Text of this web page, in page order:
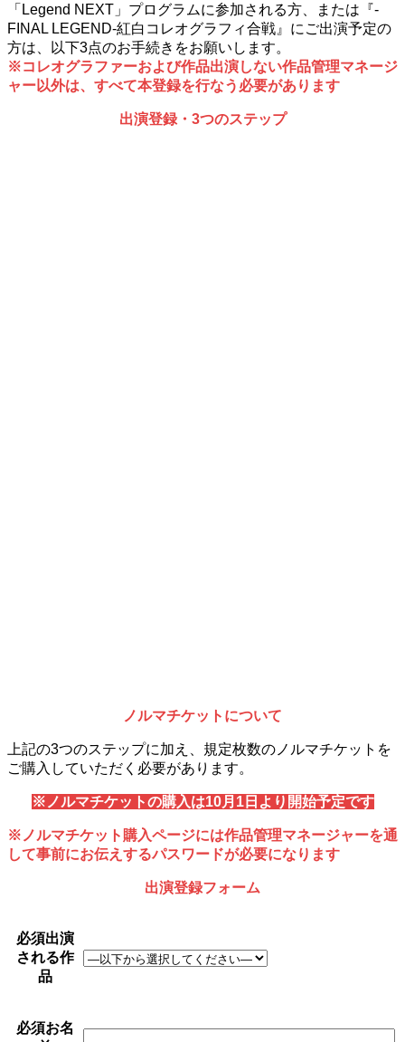
「Legend NEXT」プログラムに参加される方、または『-
FINAL LEGEND-紅白コレオグラフィ合戦』にご出演予定の
方は、以下3点のお手続きをお願いします。
※コレオグラファーおよび作品出演しない作品管理マネージ
ャー以外は、すべて本登録を行なう必要があります
出演登録・3つのステップ
ノルマチケットについて
上記の3つのステップに加え、規定枚数のノルマチケットを
ご購入していただく必要があります。
※ノルマチケットの購入は10月1日より開始予定です
※ノルマチケット購入ページには作品管理マネージャーを通
して事前にお伝えするパスワードが必要になります
出演登録フォーム
必須出演
される作
品
必須お名